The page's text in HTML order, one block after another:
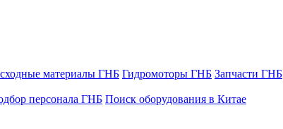
материалы ГНБ Гидромоторы ГНБ Запчасти ГНБ
персонала ГНБ Поиск оборудования в Китае